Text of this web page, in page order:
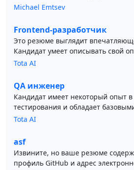
Michael Emtsev
Frontend-разработчик
Это резюме выглядит
Кандидат умеет описывать свой
Tota AI
QA инженер
Кандидат имеет некоторый опыт в
тестирования и обладает
Tota AI
asf
Извините, но ваше резюме
профиль GitHub и адрес